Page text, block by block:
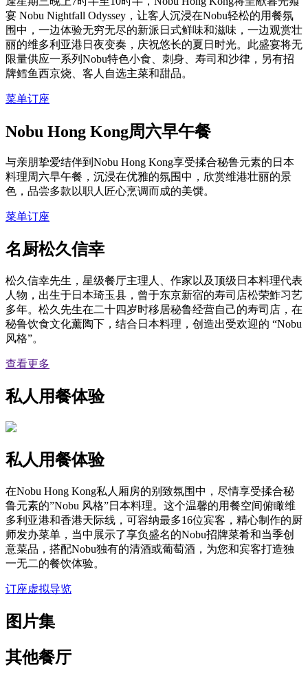
宴 Nobu Nightfall Odyssey，让客人沉浸在Nobu轻松的用餐氛
围中，一边体验无穷无尽的新派日式鲜味和滋味，一边观赏壮
丽的维多利亚港日夜变奏，庆祝悠长的夏日时光。此盛宴将无
限量供应一系列Nobu特色小食、刺身、寿司和沙律，另有招
牌鳕鱼西京烧、客人自选主菜和甜品。
菜单订座
Nobu Hong Kong周六早午餐
与亲朋挚爱结伴到Nobu Hong Kong享受揉合秘鲁元素的日本
料理周六早午餐，沉浸在优雅的氛围中，欣赏维港壮丽的景
色，品尝多款以职人匠心烹调而成的美馔。
菜单订座
名厨松久信幸
松久信幸先生，星级餐厅主理人、作家以及顶级日本料理代表
人物，出生于日本琦玉县，曾于东京新宿的寿司店松荣鮓习艺
多年。松久先生在二十四岁时移居秘鲁经营自己的寿司店，在
秘鲁饮食文化薰陶下，结合日本料理，创造出受欢迎的 “Nobu
风格”。
查看更多
私人用餐体验
私人用餐体验
在Nobu Hong Kong私人厢房的别致氛围中，尽情享受揉合秘
鲁元素的”Nobu 风格”日本料理。这个温馨的用餐空间俯瞰维
多利亚港和香港天际线，可容纳最多16位宾客，精心制作的厨
师发办菜单，当中展示了享负盛名的Nobu招牌菜肴和当季创
意菜品，搭配Nobu独有的清酒或葡萄酒，为您和宾客打造独
一无二的餐饮体验。
订座虚拟导览
图片集
其他餐厅